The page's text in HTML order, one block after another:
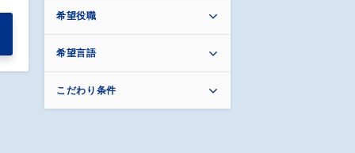
希望役職
希望言語
こだわり条件